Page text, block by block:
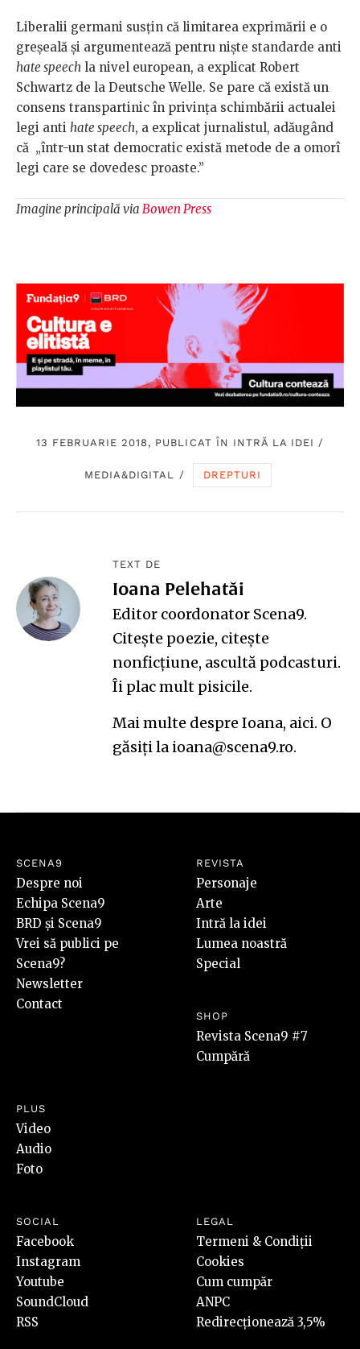
Liberalii germani susțin că limitarea exprimării e o
greșeală și argumentează pentru niște standarde anti
hate speech la nivel european, a explicat Robert
Schwartz de la Deutsche Welle. Se pare că există un
consens transpartinic în privința schimbării actualei
legi anti hate speech, a explicat jurnalistul, adăugând
că „într-un stat democratic există metode de a omorî
legi care se dovedesc proaste.”
Imagine principală via Bowen Press
13 FEBRUARIE 2018, PUBLICAT ÎN INTRĂ LA IDEI /
MEDIA&DIGITAL / DREPTURI
TEXT DE
Ioana Pelehatăi
Editor coordonator Scena9.
Citește poezie, citește
nonficțiune, ascultă podcasturi.
Îi plac mult pisicile.
Mai multe despre Ioana, aici. O
găsiți la ioana@scena9.ro.
SCENA9
Despre noi
Echipa Scena9
BRD și Scena9
Vrei să publici pe
Scena9?
Newsletter
Contact
REVISTA
Personaje
Arte
Intră la idei
Lumea noastră
Special
SHOP
Revista Scena9 #7
Cumpără
PLUS
Video
Audio
Foto
SOCIAL
Facebook
Instagram
Youtube
SoundCloud
RSS
LEGAL
Termeni & Condiții
Cookies
Cum cumpăr
ANPC
Redirecționează 3,5%